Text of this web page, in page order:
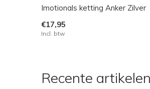
Imotionals ketting Anker Zilver
€17,95
Incl. btw
Recente artikelen